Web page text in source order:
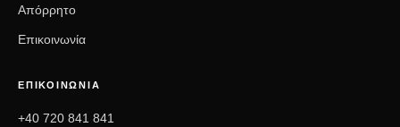
Απόρρητο
Επικοινωνία
ΕΠΙΚΟΙΝΩΝΊΑ
+40 720 841 841